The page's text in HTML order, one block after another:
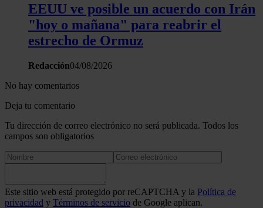
EEUU ve posible un acuerdo con Irán
"hoy o mañana" para reabrir el
estrecho de Ormuz
Redacción04/08/2026
No hay comentarios
Deja tu comentario
Tu dirección de correo electrónico no será publicada. Todos los
campos son obligatorios
Este sitio web está protegido por reCAPTCHA y la Política de
privacidad y Términos de servicio de Google aplican.